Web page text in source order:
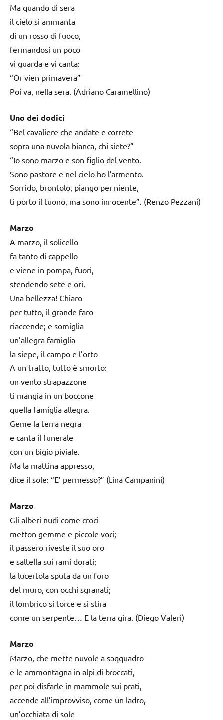
Ma quando di sera
il cielo si ammanta
di un rosso di fuoco,
fermandosi un poco
vi guarda e vi canta:
“Or vien primavera”
Poi va, nella sera. (Adriano Caramellino)
Uno dei dodici
“Bel cavaliere che andate e correte
sopra una nuvola bianca, chi siete?”
“Io sono marzo e son figlio del vento.
Sono pastore e nel cielo ho l’armento.
Sorrido, brontolo, piango per niente,
ti porto il tuono, ma sono innocente”. (Renzo Pezzani)
Marzo
A marzo, il solicello
fa tanto di cappello
e viene in pompa, fuori,
stendendo sete e ori.
Una bellezza! Chiaro
per tutto, il grande faro
riaccende; e somiglia
un’allegra famiglia
la siepe, il campo e l’orto
A un tratto, tutto è smorto:
un vento strapazzone
ti mangia in un boccone
quella famiglia allegra.
Geme la terra negra
e canta il funerale
con un bigio piviale.
Ma la mattina appresso,
dice il sole: “E’ permesso?” (Lina Campanini)
Marzo
Gli alberi nudi come croci
metton gemme e piccole voci;
il passero riveste il suo oro
e saltella sui rami dorati;
la lucertola sputa da un foro
del muro, con occhi sgranati;
il lombrico si torce e si stira
come un serpente… E la terra gira. (Diego Valeri)
Marzo
Marzo, che mette nuvole a soqquadro
e le ammontagna in alpi di broccati,
per poi disfarle in mammole sui prati,
accende all’improvviso, come un ladro,
un’occhiata di sole